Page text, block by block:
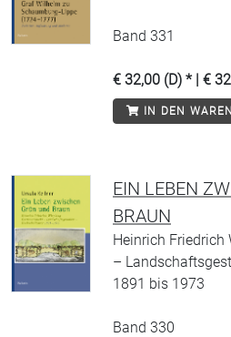
Band 331
€ 32,00 (D) * | €
IN DEN
EIN LEBEN
BRAUN
Heinrich Friedrich
–
1891 bis 1973
Band 330